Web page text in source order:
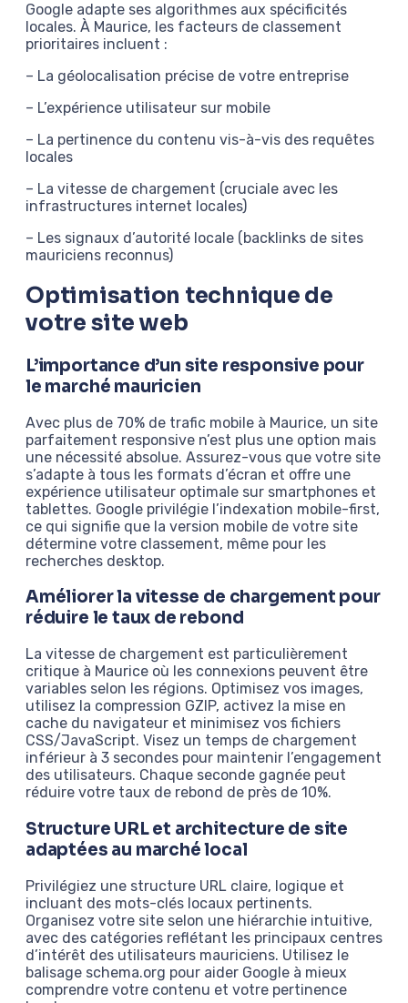
Google adapte ses algorithmes aux spécificités
locales. À Maurice, les facteurs de classement
prioritaires incluent :
– La géolocalisation précise de votre entreprise
– L’expérience utilisateur sur mobile
– La pertinence du contenu vis-à-vis des requêtes
locales
– La vitesse de chargement (cruciale avec les
infrastructures internet locales)
– Les signaux d’autorité locale (backlinks de sites
mauriciens reconnus)
Optimisation technique de
votre site web
L’importance d’un site responsive pour
le marché mauricien
Avec plus de 70% de trafic mobile à Maurice, un site
parfaitement responsive n’est plus une option mais
une nécessité absolue. Assurez-vous que votre site
s’adapte à tous les formats d’écran et offre une
expérience utilisateur optimale sur smartphones et
tablettes. Google privilégie l’indexation mobile-first,
ce qui signifie que la version mobile de votre site
détermine votre classement, même pour les
recherches desktop.
Améliorer la vitesse de chargement pour
réduire le taux de rebond
La vitesse de chargement est particulièrement
critique à Maurice où les connexions peuvent être
variables selon les régions. Optimisez vos images,
utilisez la compression GZIP, activez la mise en
cache du navigateur et minimisez vos fichiers
CSS/JavaScript. Visez un temps de chargement
inférieur à 3 secondes pour maintenir l’engagement
des utilisateurs. Chaque seconde gagnée peut
réduire votre taux de rebond de près de 10%.
Structure URL et architecture de site
adaptées au marché local
Privilégiez une structure URL claire, logique et
incluant des mots-clés locaux pertinents.
Organisez votre site selon une hiérarchie intuitive,
avec des catégories reflétant les principaux centres
d’intérêt des utilisateurs mauriciens. Utilisez le
balisage schema.org pour aider Google à mieux
comprendre votre contenu et votre pertinence